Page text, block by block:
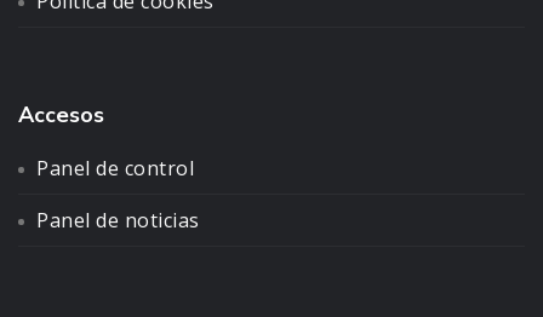
Accesos
Panel de control
Panel de noticias